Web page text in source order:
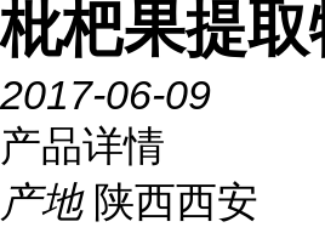
枇杷果提取
2017-06-09
产品详情
产地 陕西西安